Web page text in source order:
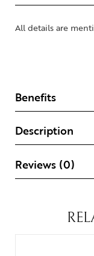
All details are
Benefits
Description
Reviews (0)